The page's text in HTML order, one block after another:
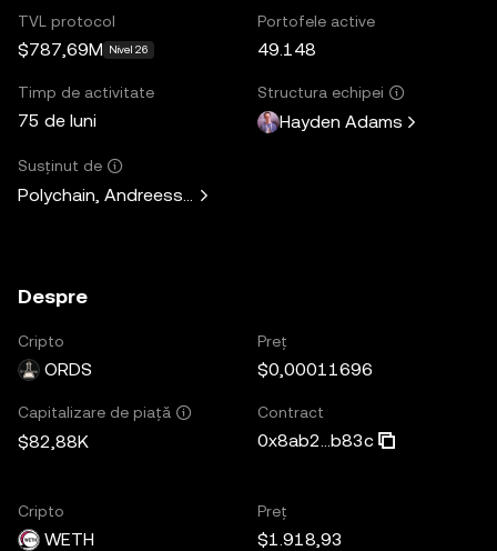
TVL protocol
$787,69M Nivel 26
Portofele active
49.148
Timp de activitate
75 de luni
Structura echipei
Hayden Adams
Susținut de
Polychain, Andreessen Horowitz, Paradigm, Variant Fund,
Despre
Cripto
ORDS
Preț
$0,00011696
Capitalizare de piață
$82,88K
Contract
0x8ab2...b83c
Cripto
WETH
Preț
$1.918,93